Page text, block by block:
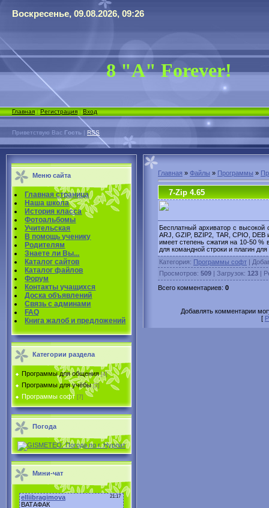
Воскресенье, 09.08.2026, 09:26
8 "А" Forever!
Главная|Регистрация|Вход
Приветствую Вас Гость | RSS
Меню сайта
Главная страница
Наша школа
История класса
Фотоальбомы
Учительская
В помощь ученику
Родителям
Знаете ли Вы...
Каталог сайтов
Каталог файлов
Форум
Контакты учащихся
Доска объявлений
Связь с админами
FAQ
Книга жалоб и предложений
Категории раздела
Программы для общения [4]
Программы для учёбы [2]
Программы софт [7]
Погода
Мини-чат
Главная » Файлы » Программы »
7-Zip 4.65
Бесплатный архиватор с высокой
ARJ, GZIP, BZIP2, TAR, CPIO,
имеет степень сжатия на 10-50
для командной строки и плагин
Категория: Программы софт |
Просмотров: 509 | Загрузок: 123 |
Всего комментариев: 0
Добавлять комментарии
[